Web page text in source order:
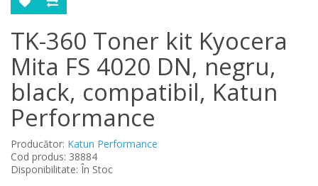
TK-360 Toner kit Kyocera
Mita FS 4020 DN, negru,
black, compatibil, Katun
Performance
Producător: Katun Performance
Cod produs: 38884
Disponibilitate: În Stoc